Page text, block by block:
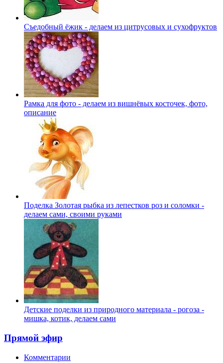
Съедобный ёжик - делаем из цитрусовых и сухофруктов
Рамка для фото - делаем из вишнёвых косточек, фото,
описание
Поделка Золотая рыбка из лепестков роз и соломки -
делаем сами, своими руками
Детские поделки из природного материала - рогоза -
мишка, котик, делаем сами
Прямой эфир
Комментарии